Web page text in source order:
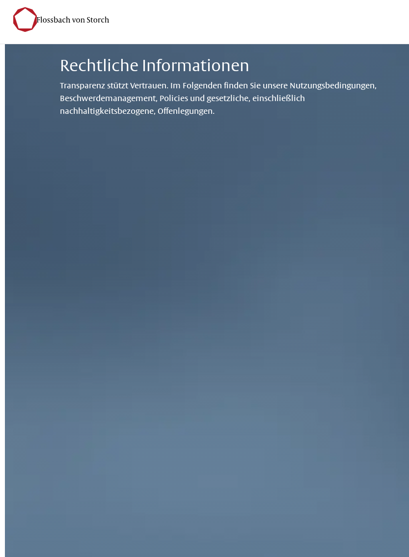
Rechtliche Informationen
Transparenz stützt Vertrauen. Im Folgenden finden Sie unsere Nutzungsbedingungen,
Beschwerdemanagement, Policies und gesetzliche, einschließlich
nachhaltigkeitsbezogene, Offenlegungen.